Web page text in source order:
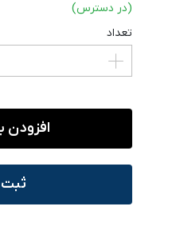
(در دسترس)
تعداد
افزودن